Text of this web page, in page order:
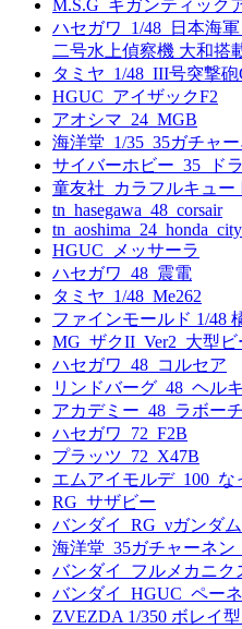
M.S.G_ギガンティック
ハセガワ_1/48_日本海
二号水上偵察機 大和搭
タミヤ_1/48_III号突撃砲
HGUC_アイザックF2
アオシマ_24_MGB
海洋堂_1/35_35ガチャ
サイバーホビー_35_ド
童友社_カラフルキュ
tn_hasegawa_48_corsair
HGUC_メッサーラ
ハセガワ_48_震電
タミヤ_1/48_Me262
ファインモールド 1/48
MG_ザクII_Ver2_大型
ハセガワ_48_コルセア
リンドバーグ_48_ヘル
アカデミー_48_ラボー
ハセガワ_72_F2B
プラッツ_72_X47B
エムアイモルデ_100_な
RG_サザビー
バンダイ_RG_νガンダム
海洋堂_35ガチャーネン
バンダイ_フルメカニク
バンダイ_HGUC_ペー
ZVEZDA 1/350 ボレイ